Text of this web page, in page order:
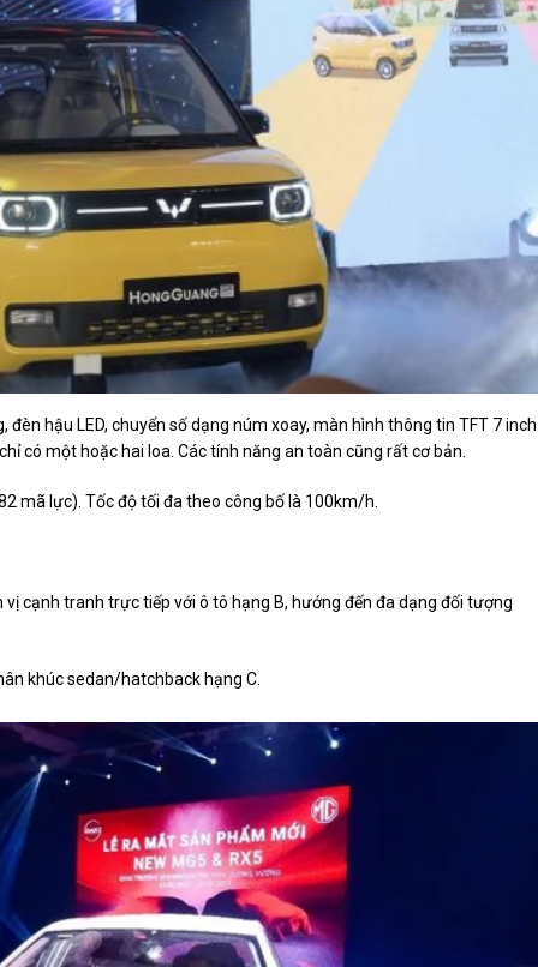
hậu LED, chuyển số dạng núm xoay, màn hình thông tin TFT 7
có một hoặc hai loa. Các tính năng an toàn cũng rất cơ bản.
mã lực). Tốc độ tối đa theo công bố là 100km/h.
cạnh tranh trực tiếp với ô tô hạng B, hướng đến đa dạng đối tượng
khúc sedan/hatchback hạng C.